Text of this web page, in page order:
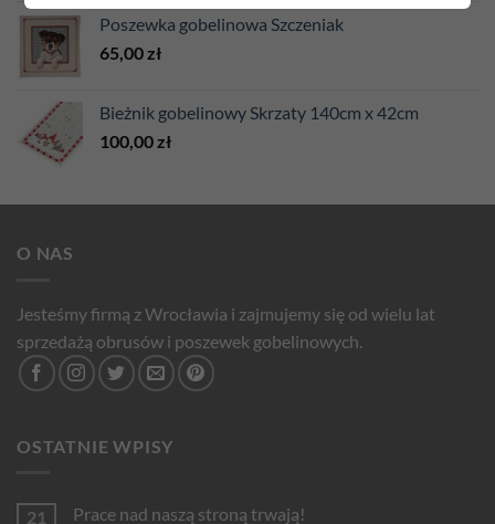
Poszewka gobelinowa Szczeniak
65,00 zł
Bieżnik gobelinowy Skrzaty 140cm x 42cm
100,00 zł
O NAS
Jesteśmy firmą z Wrocławia i zajmujemy się od wielu lat
sprzedażą obrusów i poszewek gobelinowych.
OSTATNIE WPISY
21 Prace nad naszą stroną trwają!